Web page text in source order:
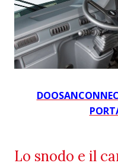
Lo snodo e il